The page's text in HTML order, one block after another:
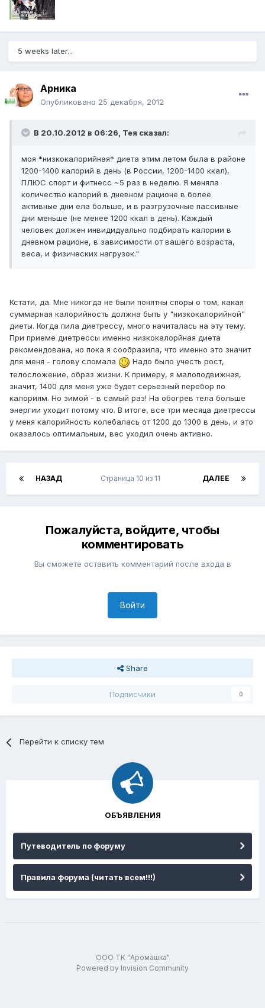
5 weeks later...
Арника
Опубликовано 25 декабря, 2012
В 20.10.2012 в 06:26, Тея сказал:
моя *низкокалорийная* диета этим летом была в районе
1200-1400 калорий в день (в России, 1200-1400 ккал),
ПЛЮС спорт и фитнесс ~5 раз в неделю. Я меняла
количество калорий в дневном рационе в более
активные дни ела больше, и в разгрузочные пассивные
дни меньше (не менее 1200 ккал в день). Каждый
человек должен инвидидуально подбирать калории в
дневном рационе, в зависимости от вашего возраста,
веса, и физических нагрузок."
Кстати, да. Мне никогда не были понятны споры о том, какая
суммарная калорийность должна быть у "низкокалорийной"
диеты. Когда пила диетрессу, много начиталась на эту тему.
При приеме диетрессы именно низкокалорйная диета
рекомендована, но пока я сообразила, что именно это значит
для меня - голову сломала
Надо было учесть рост,
телосложение, образ жизни. К примеру, я малоподвижная,
значит, 1400 для меня уже будет серьезный перебор по
калориям. Но зимой - в самый раз! На обогрев тела больше
энергии уходит потому что. В итоге, все три месяца диетрессы
у меня калорийность колебалась от 1200 до 1300 в день, и это
оказалось оптимальным, вес уходил очень активно.
НАЗАД ДАЛЕЕ
Страница 10 из 11
Пожалуйста, войдите, чтобы
комментировать
Вы сможете оставить комментарий после входа в
Войти
Share
Подписчики 0
Перейти к списку тем
ОБЪЯВЛЕНИЯ
Путеводитель по форуму
Правила форума (читать всем!!!)
ООО ТК "Аромашка"
Powered by Invision Community